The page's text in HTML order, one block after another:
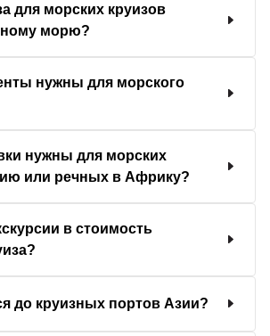
для морских круизов
морю?
нужны для морского
нужны для морских
или речных в Африку?
в стоимость
до круизных портов Азии?